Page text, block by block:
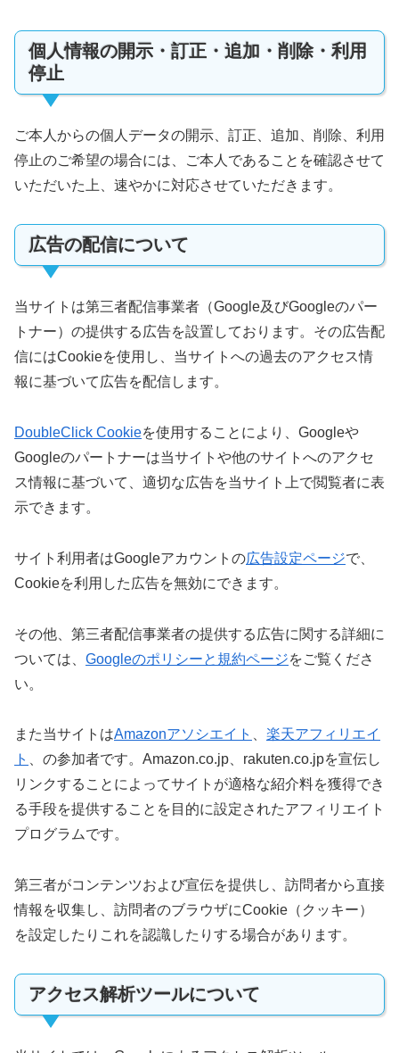
個人情報の開示・訂正・追加・削除・利用
停止
ご本人からの個人データの開示、訂正、追加、削除、利用
停止のご希望の場合には、ご本人であることを確認させて
いただいた上、速やかに対応させていただきます。
広告の配信について
当サイトは第三者配信事業者（Google及びGoogleのパー
トナー）の提供する広告を設置しております。その広告配
信にはCookieを使用し、当サイトへの過去のアクセス情
報に基づいて広告を配信します。
DoubleClick Cookieを使用することにより、Googleや
Googleのパートナーは当サイトや他のサイトへのアクセ
ス情報に基づいて、適切な広告を当サイト上で閲覧者に表
示できます。
サイト利用者はGoogleアカウントの広告設定ページで、
Cookieを利用した広告を無効にできます。
その他、第三者配信事業者の提供する広告に関する詳細に
ついては、 Googleのポリシーと規約ページをご覧くださ
い。
また当サイトはAmazonアソシエイト 、 楽天アフィリエイ
ト 、の参加者です。Amazon.co.jp、rakuten.co.jpを宣伝し
リンクすることによってサイトが適格な紹介料を獲得でき
る手段を提供することを目的に設定されたアフィリエイト
プログラムです。
第三者がコンテンツおよび宣伝を提供し、訪問者から直接
情報を収集し、訪問者のブラウザにCookie（クッキー）
を設定したりこれを認識したりする場合があります。
アクセス解析ツールについて